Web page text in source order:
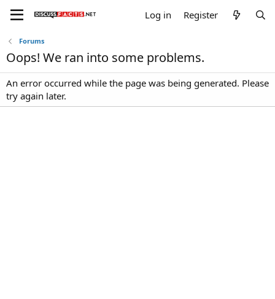
Log in Register
Forums
Oops! We ran into some problems.
An error occurred while the page was being generated. Please
try again later.